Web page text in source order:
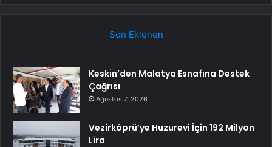
Son Eklenen
Keskin’den Malatya Esnafına Destek
Çağrısı
Ağustos 7, 2026
Vezirköprü’ye Huzurevi İçin 192 Milyon
Lira